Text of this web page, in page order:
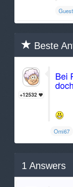
Guest
Beste
+12532
Bei
Omi67
1 Answers